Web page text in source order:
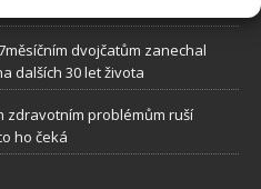
dvojčatům zanechal
dalších 30 let života
zdravotním problémům ruší
ho čeká